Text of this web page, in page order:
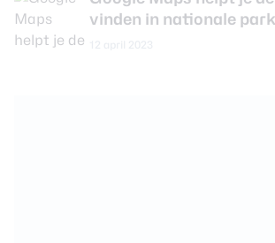
vinden in nationale